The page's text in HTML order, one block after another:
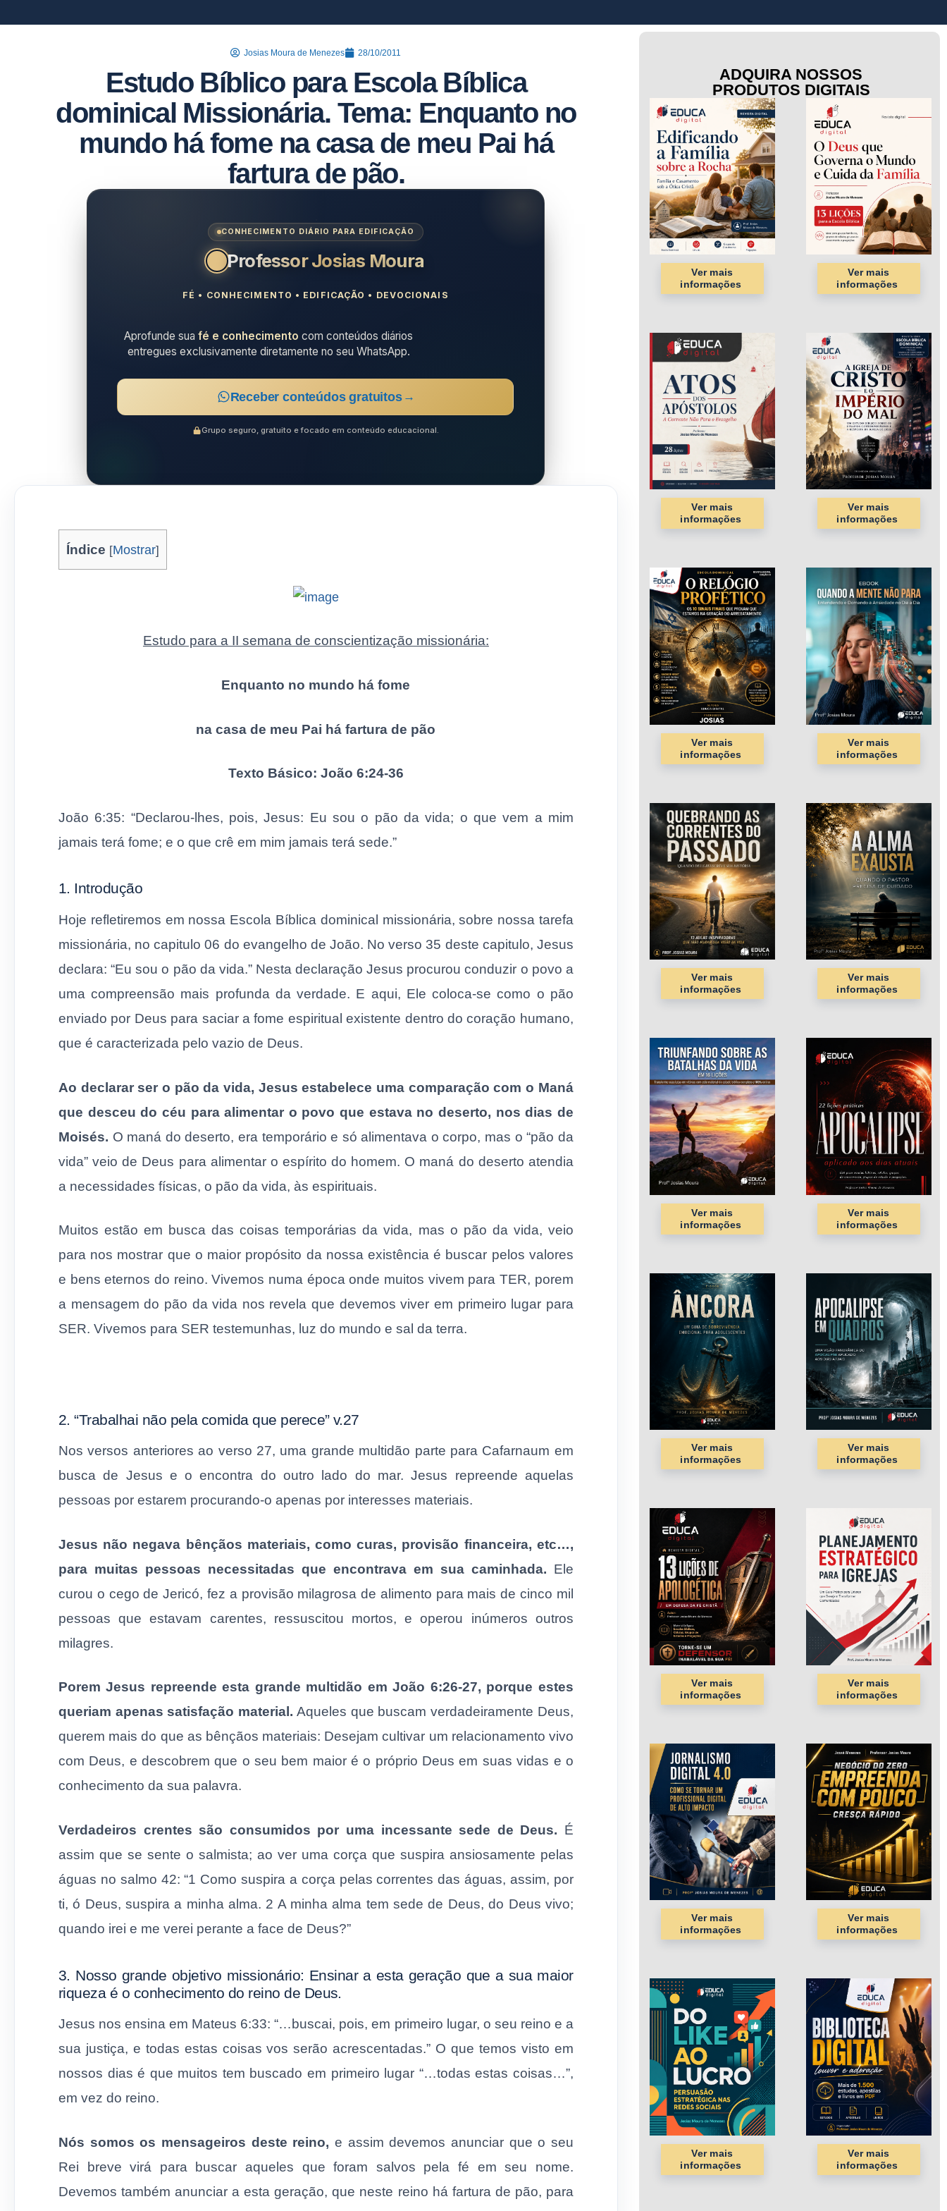
Josias Moura de Menezes 28/10/2011
Estudo Bíblico para Escola Bíblica
dominical Missionária. Tema: Enquanto no
mundo há fome na casa de meu Pai há
fartura de pão.
CONHECIMENTO DIÁRIO PARA EDIFICAÇÃO
Professor Josias Moura
FÉ • CONHECIMENTO • EDIFICAÇÃO • DEVOCIONAIS
Aprofunde suafé e conhecimento com conteúdos diários
entregues exclusivamente diretamente no seu WhatsApp.
Receber conteúdos gratuitos →
Grupo seguro, gratuito e focado em conteúdo educacional.
Índice [Mostrar]
Estudo para a II semana de conscientização missionária:
Enquanto no mundo há fome
na casa de meu Pai há fartura de pão
Texto Básico: João 6:24-36
João 6:35: “Declarou-lhes, pois, Jesus: Eu sou o pão da vida; o que vem a mim
jamais terá fome; e o que crê em mim jamais terá sede.”
1. Introdução
Hoje refletiremos em nossa Escola Bíblica dominical missionária, sobre nossa tarefa
missionária, no capitulo 06 do evangelho de João. No verso 35 deste capitulo, Jesus
declara: “Eu sou o pão da vida.” Nesta declaração Jesus procurou conduzir o povo a
uma compreensão mais profunda da verdade. E aqui, Ele coloca-se como o pão
enviado por Deus para saciar a fome espiritual existente dentro do coração humano,
que é caracterizada pelo vazio de Deus.
Ao declarar ser o pão da vida, Jesus estabelece uma comparação com o Maná
que desceu do céu para alimentar o povo que estava no deserto, nos dias de
Moisés. O maná do deserto, era temporário e só alimentava o corpo, mas o “pão da
vida” veio de Deus para alimentar o espírito do homem. O maná do deserto atendia
a necessidades físicas, o pão da vida, às espirituais.
Muitos estão em busca das coisas temporárias da vida, mas o pão da vida, veio
para nos mostrar que o maior propósito da nossa existência é buscar pelos valores
e bens eternos do reino. Vivemos numa época onde muitos vivem para TER, porem
a mensagem do pão da vida nos revela que devemos viver em primeiro lugar para
SER. Vivemos para SER testemunhas, luz do mundo e sal da terra.
2. “Trabalhai não pela comida que perece” v.27
Nos versos anteriores ao verso 27, uma grande multidão parte para Cafarnaum em
busca de Jesus e o encontra do outro lado do mar. Jesus repreende aquelas
pessoas por estarem procurando-o apenas por interesses materiais.
Jesus não negava bênçãos materiais, como curas, provisão financeira, etc…,
para muitas pessoas necessitadas que encontrava em sua caminhada. Ele
curou o cego de Jericó, fez a provisão milagrosa de alimento para mais de cinco mil
pessoas que estavam carentes, ressuscitou mortos, e operou inúmeros outros
milagres.
Porem Jesus repreende esta grande multidão em João 6:26-27, porque estes
queriam apenas satisfação material. Aqueles que buscam verdadeiramente Deus,
querem mais do que as bênçãos materiais: Desejam cultivar um relacionamento vivo
com Deus, e descobrem que o seu bem maior é o próprio Deus em suas vidas e o
conhecimento da sua palavra.
Verdadeiros crentes são consumidos por uma incessante sede de Deus. É
assim que se sente o salmista; ao ver uma corça que suspira ansiosamente pelas
águas no salmo 42: “1 Como suspira a corça pelas correntes das águas, assim, por
ti, ó Deus, suspira a minha alma. 2 A minha alma tem sede de Deus, do Deus vivo;
quando irei e me verei perante a face de Deus?”
3. Nosso grande objetivo missionário: Ensinar a esta geração que a sua maior
riqueza é o conhecimento do reino de Deus.
Jesus nos ensina em Mateus 6:33: “…buscai, pois, em primeiro lugar, o seu reino e a
sua justiça, e todas estas coisas vos serão acrescentadas.” O que temos visto em
nossos dias é que muitos tem buscado em primeiro lugar “…todas estas coisas…”,
em vez do reino.
Nós somos os mensageiros deste reino, e assim devemos anunciar que o seu
Rei breve virá para buscar aqueles que foram salvos pela fé em seu nome.
Devemos também anunciar a esta geração, que neste reino há fartura de pão, para
ADQUIRA NOSSOS
PRODUTOS DIGITAIS